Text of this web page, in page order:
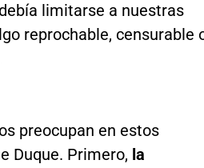
limitarse a nuestras
reprochable, censurable
preocupan en estos
Duque. Primero, la